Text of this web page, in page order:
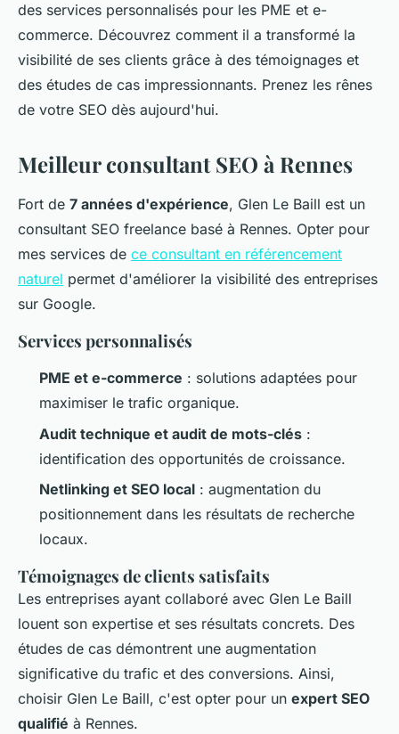
des services personnalisés pour les PME et e-
commerce. Découvrez comment il a transformé la
visibilité de ses clients grâce à des témoignages et
des études de cas impressionnants. Prenez les rênes
de votre SEO dès aujourd'hui.
Meilleur consultant SEO à Rennes
Fort de 7 années d'expérience, Glen Le Baill est un
consultant SEO freelance basé à Rennes. Opter pour
mes services de ce consultant en référencement
naturel permet d'améliorer la visibilité des entreprises
sur Google.
Services personnalisés
PME et e-commerce : solutions adaptées pour
maximiser le trafic organique.
Audit technique et audit de mots-clés :
identification des opportunités de croissance.
Netlinking et SEO local : augmentation du
positionnement dans les résultats de recherche
locaux.
Témoignages de clients satisfaits
Les entreprises ayant collaboré avec Glen Le Baill
louent son expertise et ses résultats concrets. Des
études de cas démontrent une augmentation
significative du trafic et des conversions. Ainsi,
choisir Glen Le Baill, c'est opter pour un expert SEO
qualifié à Rennes.